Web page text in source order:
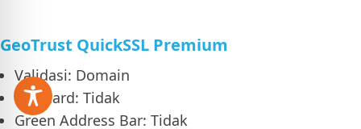
GeoTrust QuickSSL Premium
Validasi: Domain
Wildcard: Tidak
Green Address Bar: Tidak